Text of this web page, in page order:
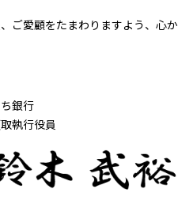
ご愛顧をたまわりますよう、心か
銀行
執行役員